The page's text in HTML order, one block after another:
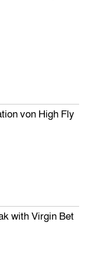
von High Fly
with Virgin Bet